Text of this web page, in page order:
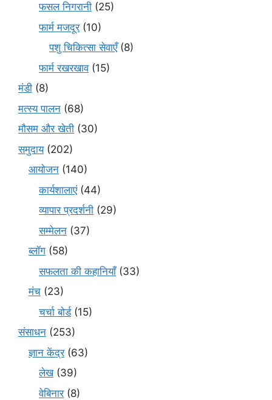
फसल निगरानी (25)
फार्म मजदूर(10)
पशु चिकित्सा सेवाएँ(8)
फार्म रखरखाव(15)
मंडी (8)
मत्स्य पालन (68)
मौसम और खेती (30)
समुदाय(202)
आयोजन (140)
कार्यशालाएं(44)
व्यापार प्रदर्शनी (29)
सम्मेलन (37)
ब्लॉग (58)
सफलता की कहानियाँ(33)
मंच (23)
चर्चा बोर्ड(15)
संसाधन (253)
ज्ञान केंद्र(63)
लेख(39)
वेबिनार(8)